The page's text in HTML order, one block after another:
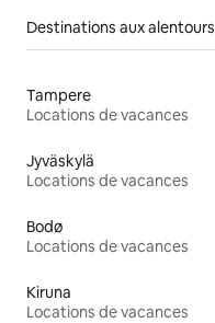
Destinations aux alentours
Tampere
Locations de vacances
Jyväskylä
Locations de vacances
Bodø
Locations de vacances
Kiruna
Locations de vacances